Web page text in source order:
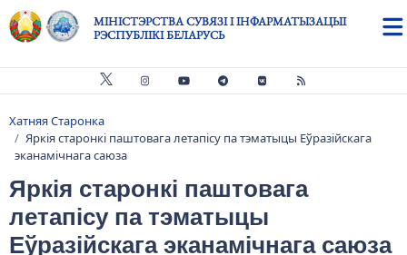
Skip to main content
МІНІСТЭРСТВА СУВЯЗІ І ІНФАРМАТЫЗАЦЫІ
РЭСПУБЛІКІ БЕЛАРУСЬ
Breadcrumb
Хатняя Старонка
Яркія старонкі паштовага летапісу па тэматыцы Еўразійскага
эканамічнага саюза
Яркія старонкі паштовага
летапісу па тэматыцы
Еўразійскага эканамічнага саюза